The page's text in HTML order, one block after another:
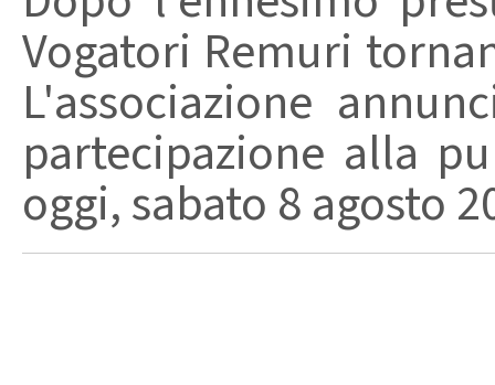
Vogatori Remuri
L'associazione
partecipazione alla
oggi, sabato 8 agosto